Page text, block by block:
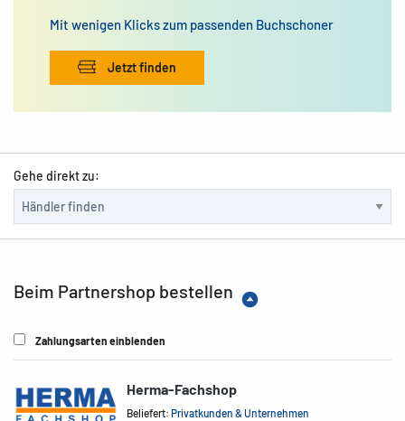
Mit wenigen Klicks zum passenden Buchschoner
Jetzt finden
Gehe direkt zu:
Beim Partnershop bestellen
Zahlungsarten einblenden
Herma-Fachshop
Beliefert:Privatkunden & Unternehmen